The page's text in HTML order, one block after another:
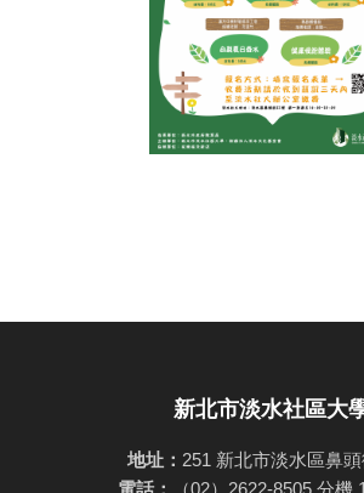
新北市淡水社區大
地址： 251 新北市淡水區鼻
電話：
（02）2622-8505 分機